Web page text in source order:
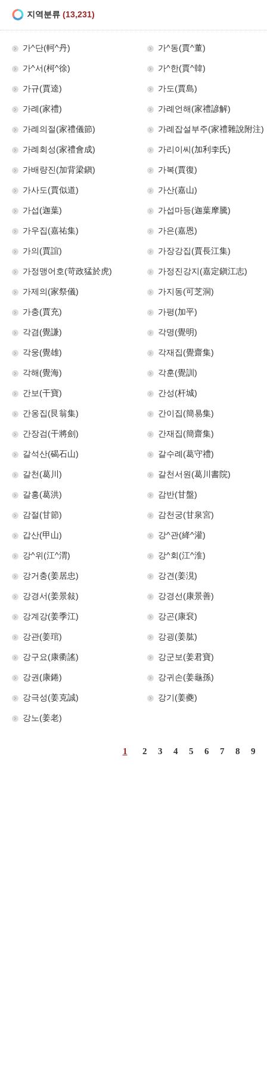
지역분류 (13,231)
가^단(軻^丹) 가^동(賈^董)
가^서(柯^徐) 가^한(賈^韓)
가규(賈逵) 가도(賈島)
가례(家禮) 가례언해(家禮諺解)
가례의절(家禮儀節) 가례잡설부주(家禮雜說附注)
가례회성(家禮會成) 가리이씨(加利李氏)
가배량진(加背梁鎭) 가복(賈復)
가사도(賈似道) 가산(嘉山)
가섭(迦葉) 가섭마등(迦葉摩騰)
가우집(嘉祐集) 가은(嘉恩)
가의(賈誼) 가장강집(賈長江集)
가정맹어호(苛政猛於虎) 가정진강지(嘉定鎭江志)
가제의(家祭儀) 가지동(可芝洞)
가충(賈充) 가평(加平)
각겸(覺謙) 각명(覺明)
각웅(覺雄) 각재집(覺齋集)
각해(覺海) 각훈(覺訓)
간보(干寶) 간성(杆城)
간옹집(艮翁集) 간이집(簡易集)
간장검(干將劍) 간재집(簡齋集)
갈석산(碣石山) 갈수례(葛守禮)
갈천(葛川) 갈천서원(葛川書院)
갈홍(葛洪) 감반(甘盤)
감절(甘節) 감천궁(甘泉宮)
갑산(甲山) 강^관(絳^灌)
강^위(江^渭) 강^회(江^淮)
강거충(姜居忠) 강견(姜涀)
강경서(姜景敍) 강경선(康景善)
강계강(姜季江) 강곤(康袞)
강관(姜琯) 강굉(姜肱)
강구요(康衢謠) 강군보(姜君寶)
강권(康錈) 강귀손(姜龜孫)
강극성(姜克誠) 강기(姜夔)
강노(姜老)
1 2 3 4 5 6 7 8 9